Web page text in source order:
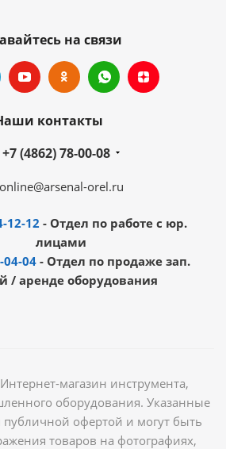
на связи
контакты
+7 (4862) 78-00-08
online@arsenal-orel.ru
12-12 - Отдел по работе с юр.
лицами
04-04- Отдел по продаже зап.
/ аренде оборудования
магазин инструмента,
оборудования. Указанные
офертой и могут быть
товаров на фотографиях,